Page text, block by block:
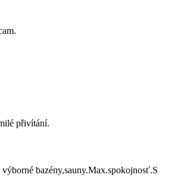
přivítání.
bazény,sauny.Max.spokojnosť.S